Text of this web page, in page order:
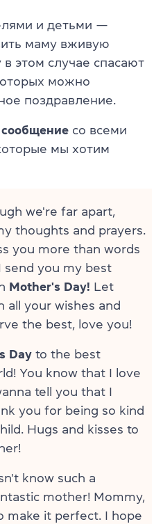
и детьми —
маму вживую
этом случае спасают
можно
поздравление.
сообщение со всеми
мы хотим
we're far apart,
thoughts and prayers.
you more than words
send you my best
Mother's Day! Let
all your wishes and
the best, love you!
Day to the best
You know that I love
tell you that I
you for being so kind
Hugs and kisses to
know such a
mother! Mommy,
make it perfect. I hope